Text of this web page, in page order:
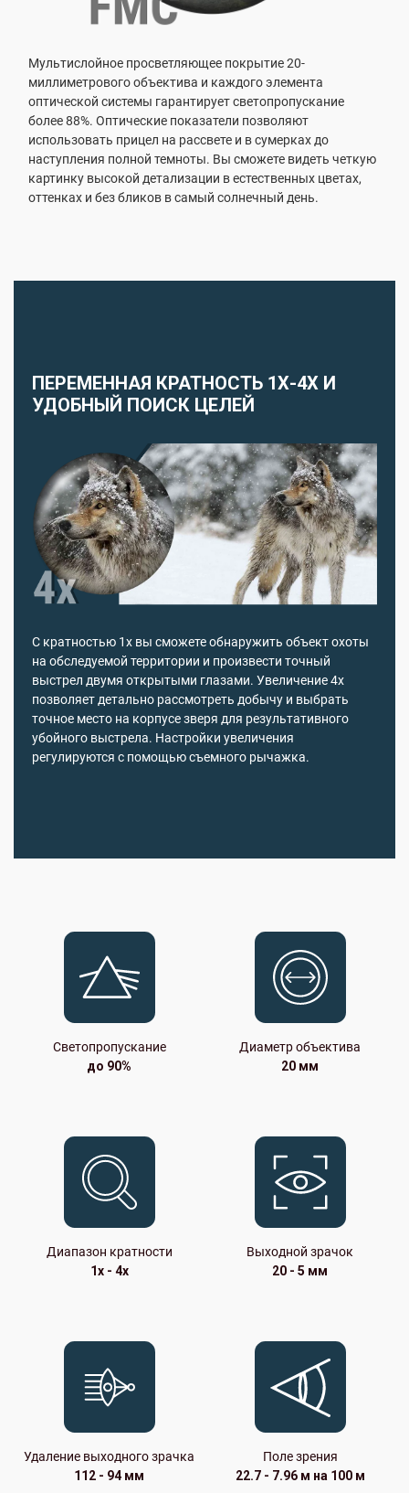
Мультислойное просветляющее покрытие 20-
миллиметрового объектива и каждого элемента
оптической системы гарантирует светопропускание
более 88%. Оптические показатели позволяют
использовать прицел на рассвете и в сумерках до
наступления полной темноты. Вы сможете видеть четкую
картинку высокой детализации в естественных цветах,
оттенках и без бликов в самый солнечный день.
ПЕРЕМЕННАЯ КРАТНОСТЬ 1Х-4Х И
УДОБНЫЙ ПОИСК ЦЕЛЕЙ
С кратностью 1х вы сможете обнаружить объект охоты
на обследуемой территории и произвести точный
выстрел двумя открытыми глазами. Увеличение 4х
позволяет детально рассмотреть добычу и выбрать
точное место на корпусе зверя для результативного
убойного выстрела. Настройки увеличения
регулируются с помощью съемного рычажка.
Светопропускание
до 90%
Диаметр объектива
20 мм
Диапазон кратности
1x - 4x
Выходной зрачок
20 - 5 мм
Удаление выходного зрачка
112 - 94 мм
Поле зрения
22.7 - 7.96 м на 100 м